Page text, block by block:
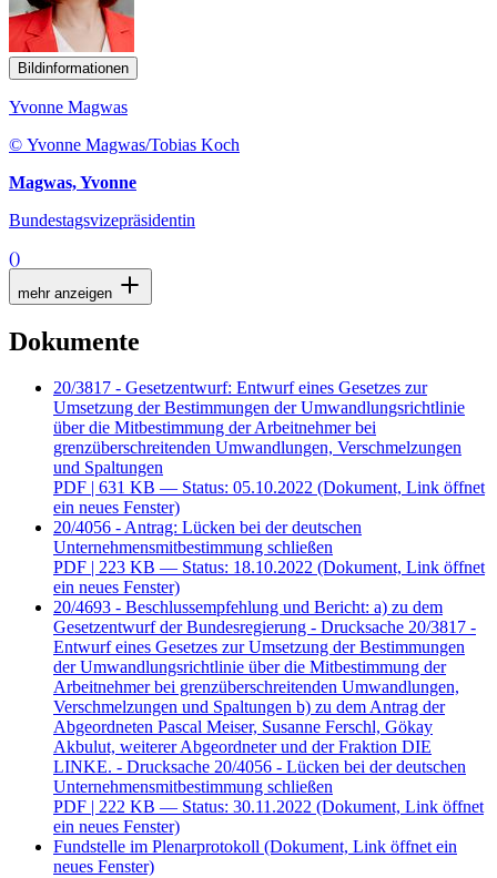
Bildinformationen
Yvonne Magwas
© Yvonne Magwas/Tobias Koch
Magwas, Yvonne
Bundestagsvizepräsidentin
()
mehr anzeigen
Dokumente
20/3817 - Gesetzentwurf: Entwurf eines Gesetzes zur
Umsetzung der Bestimmungen der Umwandlungsrichtlinie
über die Mitbestimmung der Arbeitnehmer bei
grenzüberschreitenden Umwandlungen, Verschmelzungen
und Spaltungen
PDF | 631 KB — Status: 05.10.2022 (Dokument, Link öffnet
ein neues Fenster)
20/4056 - Antrag: Lücken bei der deutschen
Unternehmensmitbestimmung schließen
PDF | 223 KB — Status: 18.10.2022 (Dokument, Link öffnet
ein neues Fenster)
20/4693 - Beschlussempfehlung und Bericht: a) zu dem
Gesetzentwurf der Bundesregierung - Drucksache 20/3817 -
Entwurf eines Gesetzes zur Umsetzung der Bestimmungen
der Umwandlungsrichtlinie über die Mitbestimmung der
Arbeitnehmer bei grenzüberschreitenden Umwandlungen,
Verschmelzungen und Spaltungen b) zu dem Antrag der
Abgeordneten Pascal Meiser, Susanne Ferschl, Gökay
Akbulut, weiterer Abgeordneter und der Fraktion DIE
LINKE. - Drucksache 20/4056 - Lücken bei der deutschen
Unternehmensmitbestimmung schließen
PDF | 222 KB — Status: 30.11.2022 (Dokument, Link öffnet
ein neues Fenster)
Fundstelle im Plenarprotokoll (Dokument, Link öffnet ein
neues Fenster)